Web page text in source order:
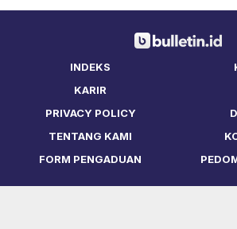
INDEKS
KARIR
PRIVACY POLICY
TENTANG KAMI
FORM PENGADUAN